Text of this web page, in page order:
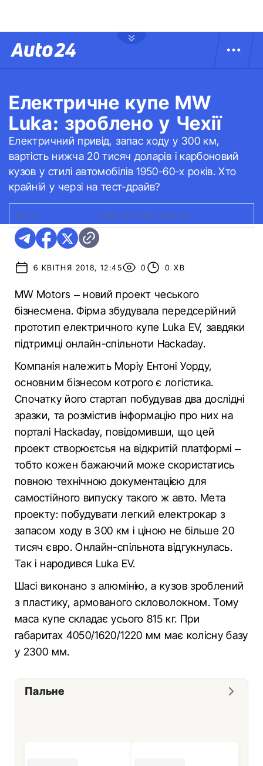
Електричне купе MW
Luka: зроблено у Чехії
Електричний привід, запас ходу у 300 км,
вартість нижча 20 тисяч доларів і карбоновий
кузов у стилі автомобілів 1950-60-х років. Хто
крайній у черзі на тест-драйв?
ФОТО: MW MOTORS LUKA EV
6 КВІТНЯ 2018, 12:45 0 0 ХВ
MW Motors – новий проект чеського
бізнесмена. Фірма збудувала передсерійний
прототип електричного купе Luka EV, завдяки
підтримці онлайн-спільноти Hackaday.
Компанія належить Моріу Ентоні Уорду,
основним бізнесом котрого є логістика.
Спочатку його стартап побудував два дослідні
зразки, та розмістив інформацію про них на
порталі Hackaday, повідомивши, що цей
проект створюєтсья на відкритій платформі –
тобто кожен бажаючий може скористатись
повною технічною документацією для
самостійного випуску такого ж авто. Мета
проекту: побудувати легкий електрокар з
запасом ходу в 300 км і ціною не більше 20
тисяч євро. Онлайн-спільнота відгукнулась.
Так і народився Luka EV.
Шасі виконано з алюмінію, а кузов зроблений
з пластику, армованого скловолокном. Тому
маса купе складає усього 815 кг. При
габаритах 4050/1620/1220 мм має колісну базу
у 2300 мм.
Пальне